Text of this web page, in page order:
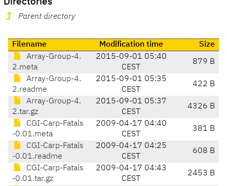
Parent directory
Filename Modification time
Size
Array-Group-4.
2.meta
2015-09-01 05:40
CEST
879 B
Array-Group-4.
2.readme
2015-09-01 05:35
CEST
422 B
Array-Group-4.
2.tar.gz
2015-09-01 05:37
CEST
4326 B
CGI-Carp-Fatals
-0.01.meta
2009-04-17 04:40
CEST
381 B
CGI-Carp-Fatals
-0.01.readme
2009-04-17 04:25
CEST
608 B
CGI-Carp-Fatals
-0.01.tar.gz
2009-04-17 04:43
CEST
2453 B